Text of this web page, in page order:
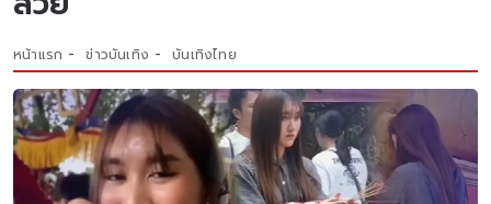
หน้าแรก ข่าวบันเทิง บันเทิงไทย